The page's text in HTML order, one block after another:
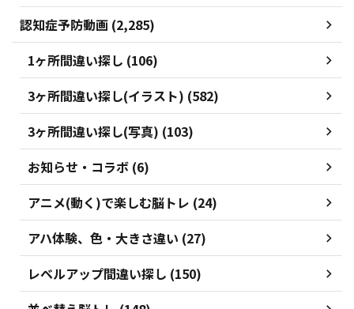
認知症予防動画 (2,285)
1ヶ所間違い探し (106)
3ヶ所間違い探し(イラスト) (582)
3ヶ所間違い探し(写真) (103)
お知らせ・コラボ (6)
アニメ(動く)で楽しむ脳トレ (24)
アハ体験、色・大きさ違い (27)
レベルアップ間違い探し (150)